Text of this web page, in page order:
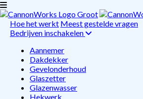
Hoe het werkt Meest gestelde vragen
Bedrijven inschakelen
Aannemer
Dakdekker
Gevelonderhoud
Glaszetter
Glazenwasser
Hekwerk